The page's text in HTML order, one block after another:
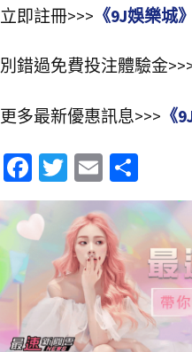
立即註冊>>> 《9J娛樂城》
別錯過免費投注體驗金
更多最新優惠訊息>>> 《
Fa
ce
b
o
k
T
wi
tt
er
E
m
ai
l
享